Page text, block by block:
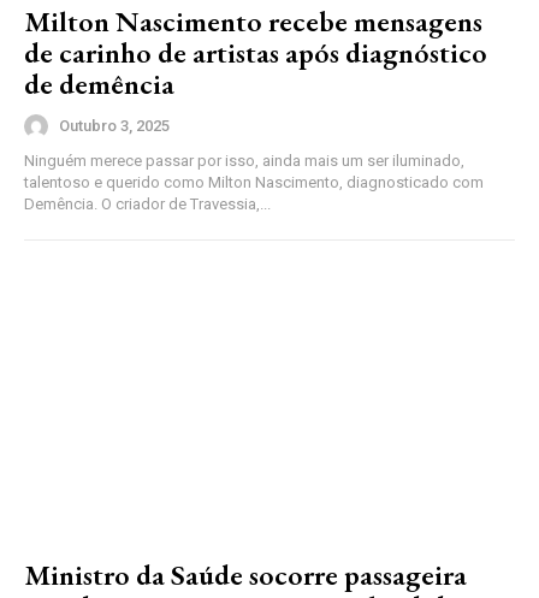
Milton Nascimento recebe mensagens
de carinho de artistas após diagnóstico
de demência
Outubro 3, 2025
Ninguém merece passar por isso, ainda mais um ser iluminado,
talentoso e querido como Milton Nascimento, diagnosticado com
Demência. O criador de Travessia,...
Ministro da Saúde socorre passageira